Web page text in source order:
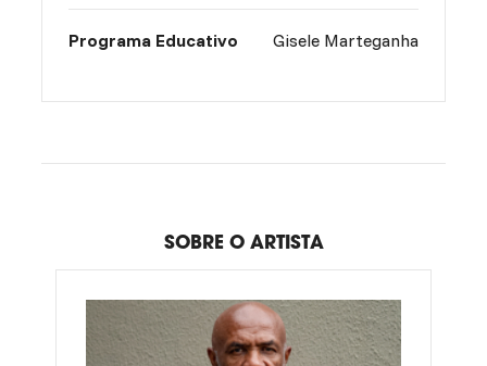
Programa Educativo Gisele Marteganha
SOBRE O ARTISTA